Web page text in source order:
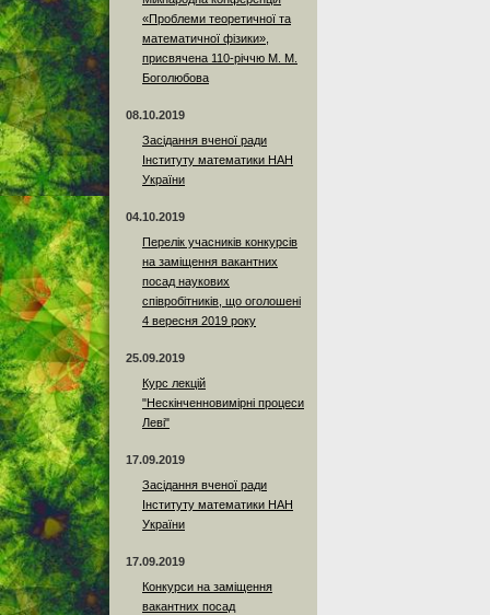
«Проблеми теоретичної та
математичної фізики»,
присвячена 110-річчю М. М.
Боголюбова
08.10.2019
Засідання вченої ради
Інституту математики НАН
України
04.10.2019
Перелік учасників конкурсів
на заміщення вакантних
посад наукових
співробітників, що оголошені
4 вересня 2019 року
25.09.2019
Курс лекцій
"Нескінченновимірні процеси
Леві"
17.09.2019
Засідання вченої ради
Інституту математики НАН
України
17.09.2019
Конкурси на заміщення
вакантних посад